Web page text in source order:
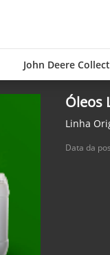
John Deere
Óleos
Linha
Data da